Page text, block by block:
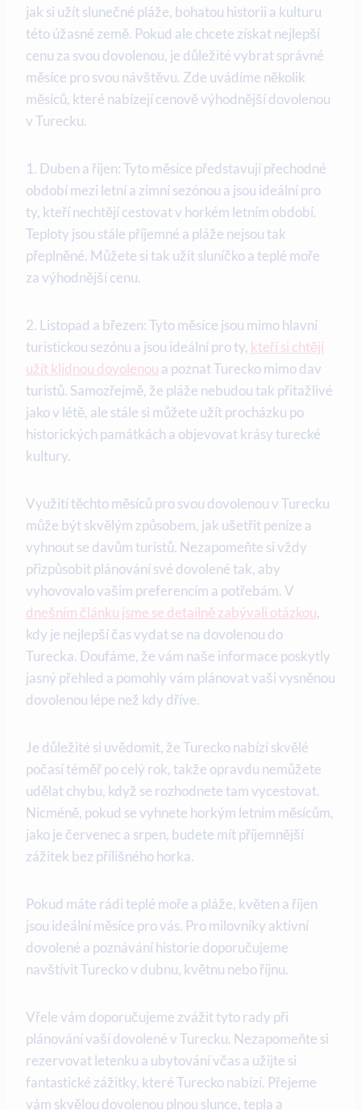
jak si užít slunečné pláže, bohatou historii a kulturu
této úžasné země. Pokud ale chcete získat nejlepší
cenu za svou dovolenou, je důležité vybrat správné
měsíce pro svou návštěvu. Zde uvádíme několik
měsíců, které nabízejí cenově výhodnější dovolenou
v Turecku.
1. Duben a říjen: Tyto měsíce představují přechodné
období mezi letní a zimní sezónou a jsou ideální pro
ty, kteří nechtějí cestovat v horkém letním období.
Teploty jsou stále příjemné a pláže nejsou tak
přeplněné. Můžete si tak užít sluníčko a teplé moře
za výhodnější cenu.
2. Listopad a březen: Tyto měsíce jsou mimo hlavní
turistickou sezónu a jsou ideální pro ty, kteří si chtějí
užít klidnou dovolenou a poznat Turecko mimo dav
turistů. Samozřejmě, že pláže nebudou tak přitažlivé
jako v létě, ale stále si můžete užít procházku po
historických památkách a objevovat krásy turecké
kultury.
Využití těchto měsíců pro svou dovolenou v Turecku
může být skvělým způsobem, jak ušetřit peníze a
vyhnout se davům turistů. Nezapomeňte si vždy
přizpůsobit plánování své dovolené tak, aby
vyhovovalo vašim preferencím a potřebám. V
dnešním článku jsme se detailně zabývali otázkou,
kdy je nejlepší čas vydat se na dovolenou do
Turecka. Doufáme, že vám naše informace poskytly
jasný přehled a pomohly vám plánovat vaši vysněnou
dovolenou lépe než kdy dříve.
Je důležité si uvědomit, že Turecko nabízí skvělé
počasí téměř po celý rok, takže opravdu nemůžete
udělat chybu, když se rozhodnete tam vycestovat.
Nicméně, pokud se vyhnete horkým letním měsícům,
jako je červenec a srpen, budete mít příjemnější
zážitek bez přílišného horka.
Pokud máte rádi teplé moře a pláže, květen a říjen
jsou ideální měsíce pro vás. Pro milovníky aktivní
dovolené a poznávání historie doporučujeme
navštívit Turecko v dubnu, květnu nebo říjnu.
Vřele vám doporučujeme zvážit tyto rady při
plánování vaší dovolené v Turecku. Nezapomeňte si
rezervovat letenku a ubytování včas a užijte si
fantastické zážitky, které Turecko nabízí. Přejeme
vám skvělou dovolenou plnou slunce, tepla a